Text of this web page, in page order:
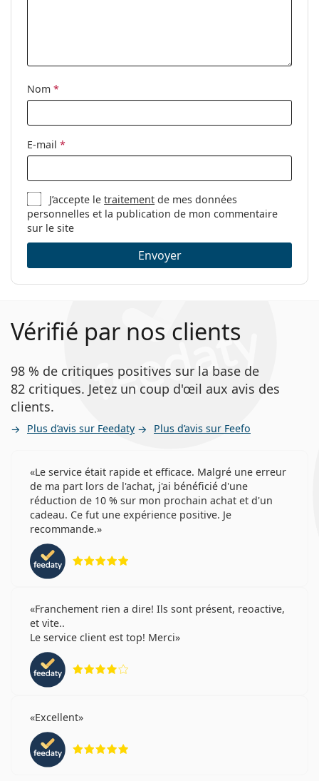
nettoyage:
Autres
Catégorie:
Marque:
Code:
Nom *
E-mail *
J’accepte letraitement de mes données
personnelles et la publication de mon commentaire
sur le site
Envoyer
Vérifié par nos clients
98 % de critiques positives sur la base de
82 critiques. Jetez un coup d'œil aux avis des
clients.
Plus d’avis sur Feedaty Plus d’avis sur Feefo
Le service était rapide et efficace. Malgré une erreur
de ma part lors de l'achat, j'ai bénéficié d'une
réduction de 10 % sur mon prochain achat et d'un
cadeau. Ce fut une expérience positive. Je
recommande.
Franchement rien a dire! Ils sont présent, reoactive,
et vite..
Le service client est top! Merci
Excellent